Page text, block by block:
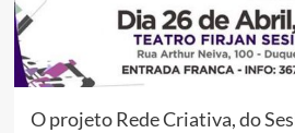
O projeto Rede Criativa, do